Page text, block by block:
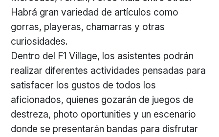
Habrá gran variedad de artículos como
gorras, playeras, chamarras y otras
curiosidades.
Dentro del F1 Village, los asistentes podrán
realizar diferentes actividades pensadas para
satisfacer los gustos de todos los
aficionados, quienes gozarán de juegos de
destreza, photo oportunities y un escenario
donde se presentarán bandas para disfrutar